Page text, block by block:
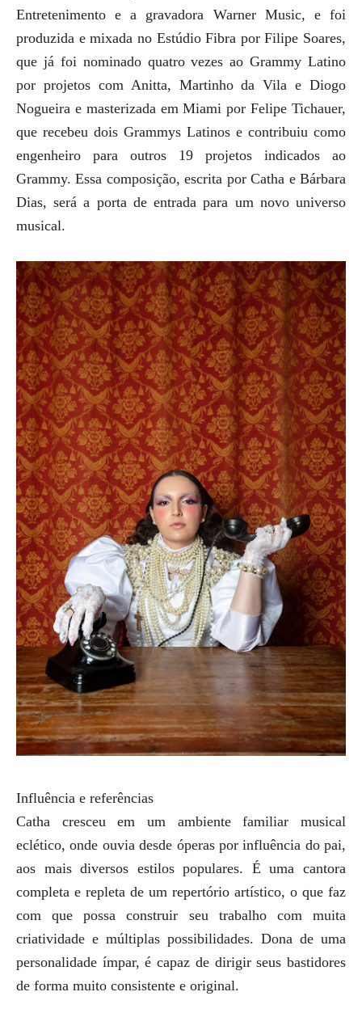
Entretenimento e a gravadora Warner Music, e foi
produzida e mixada no Estúdio Fibra por Filipe Soares,
que já foi nominado quatro vezes ao Grammy Latino
por projetos com Anitta, Martinho da Vila e Diogo
Nogueira e masterizada em Miami por Felipe Tichauer,
que recebeu dois Grammys Latinos e contribuiu como
engenheiro para outros 19 projetos indicados ao
Grammy. Essa composição, escrita por Catha e Bárbara
Dias, será a porta de entrada para um novo universo
musical.
Influência e referências
Catha cresceu em um ambiente familiar musical
eclético, onde ouvia desde óperas por influência do pai,
aos mais diversos estilos populares. É uma cantora
completa e repleta de um repertório artístico, o que faz
com que possa construir seu trabalho com muita
criatividade e múltiplas possibilidades. Dona de uma
personalidade ímpar, é capaz de dirigir seus bastidores
de forma muito consistente e original.